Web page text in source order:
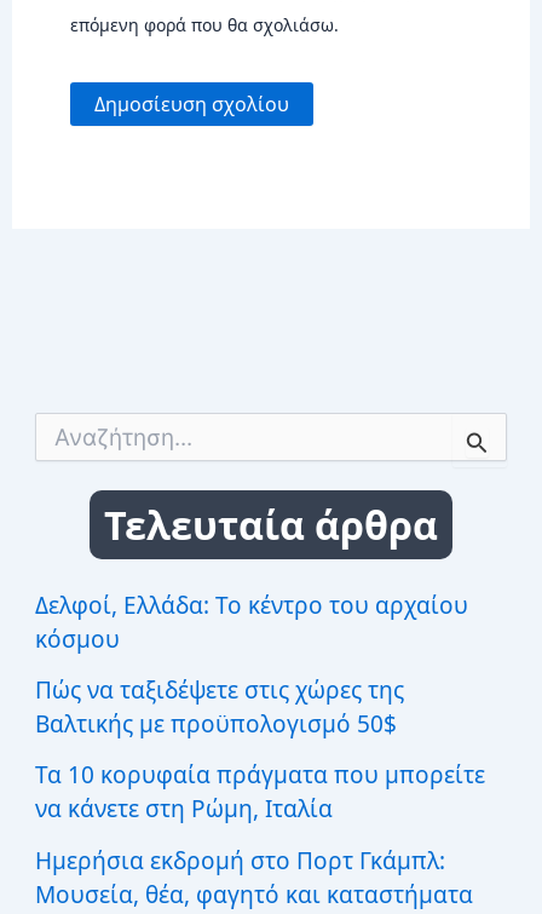
επόμενη φορά που θα σχολιάσω.
σ
η
γ
α
:
Τελευταία άρθρα
Δελφοί, Ελλάδα: Το κέντρο του αρχαίου
κόσμου
Πώς να ταξιδέψετε στις χώρες της
Βαλτικής με προϋπολογισμό 50$
Τα 10 κορυφαία πράγματα που μπορείτε
να κάνετε στη Ρώμη, Ιταλία
Ημερήσια εκδρομή στο Πορτ Γκάμπλ:
Μουσεία, θέα, φαγητό και καταστήματα